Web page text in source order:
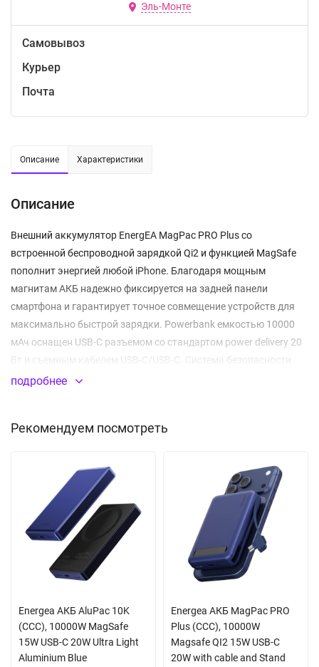
Эль-Монте
Самовывоз
Курьер
Почта
Описание Характеристики
Описание
Внешний аккумулятор EnergEA MagPac PRO Plus со
встроенной беспроводной зарядкой Qi2 и функцией MagSafe
пополнит энергией любой iPhone. Благодаря мощным
магнитам АКБ надежно фиксируется на задней панели
смартфона и гарантирует точное совмещение устройств для
максимально быстрой зарядки. Powerbank емкостью 10000
мАч оснащен USB-C разъемом со стандартом power delivery 20
Вт и съемным кабелем USB-C/USB-C. Система безопасности
убережет ваши гаджеты от скачков напряжения, короткого
фильмов или общении по видеосвязи.
Большая емкость
Прочный пластиковый корпус
Технология беспроводной зарядки
Одновременная зарядка трех устройств
Выдвижная металлическая подставка
Защита от скачков и перепадов напряжения, короткого
замыкания, перегрева
подробнее
Рекомендуем посмотреть
Energea АКБ AluPac 10K
(CCC), 10000W MagSafe
15W USB-C 20W Ultra Light
Aluminium Blue
Energea АКБ MagPac PRO
Plus (CCC), 10000W
Magsafe QI2 15W USB-C
20W with cable and Stand